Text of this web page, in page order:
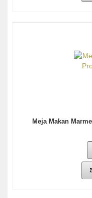
Meja Makan